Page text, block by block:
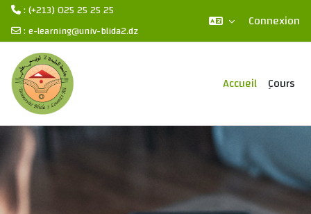
Passer au contenu principal
: (+213) 025 25 25 25
:e-learning@univ-blida2.dz Connexion
Accueil ِCours